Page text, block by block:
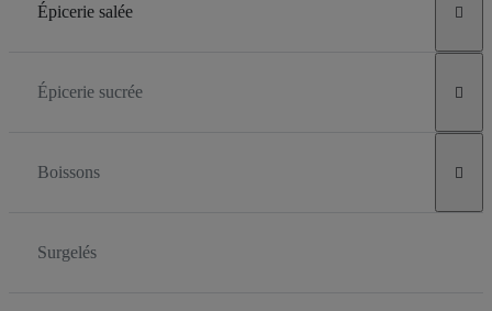
Épicerie salée 
Épicerie sucrée 
Boissons 
Surgelés